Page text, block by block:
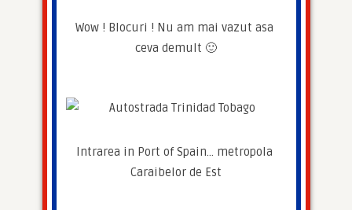
Wow ! Blocuri ! Nu am mai vazut asa
ceva demult 🙂
Intrarea in Port of Spain… metropola
Caraibelor de Est